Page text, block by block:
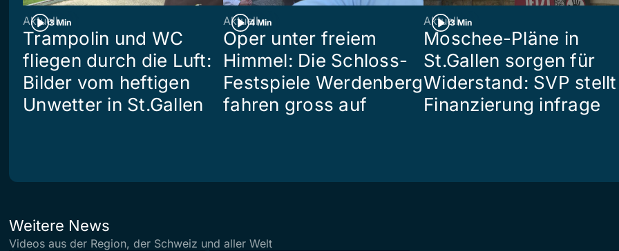
3 Min
Aktuell
Trampolin und WC
fliegen durch die Luft:
Bilder vom heftigen
Unwetter in St.Gallen
4 Min
Aktuell
Oper unter freiem
Himmel: Die Schloss-
Festspiele Werdenberg
fahren gross auf
3 Min
Aktuell
Moschee-Pläne in
St.Gallen sorgen für
Widerstand: SVP stellt
Finanzierung infrage
Weitere News
Videos aus der Region, der Schweiz und aller Welt